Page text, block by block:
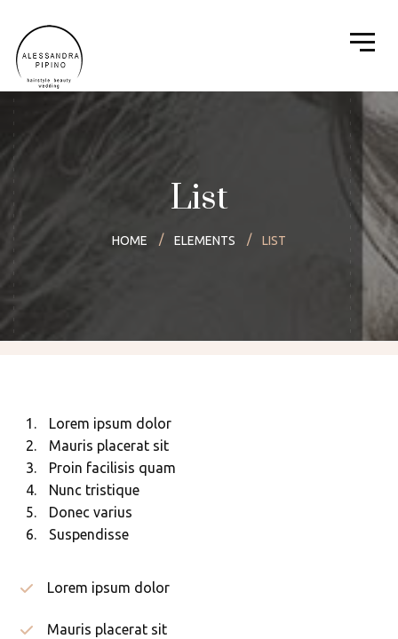
List
HOME ELEMENTS LIST
Lorem ipsum dolor
Mauris placerat sit
Proin facilisis quam
Nunc tristique
Donec varius
Suspendisse
Lorem ipsum dolor
Mauris placerat sit